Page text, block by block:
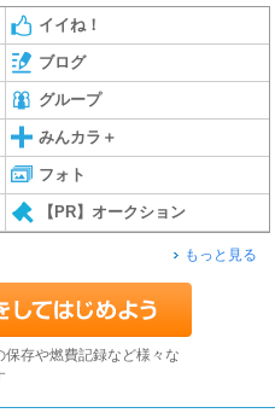
イイね！
ブログ
グループ
みんカラ＋
フォト
【PR】オークション
もっと見る
保存や燃費記録など様々な